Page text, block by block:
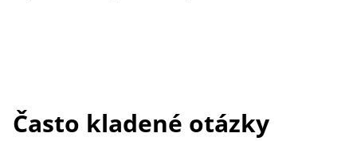
Často kladené otázky